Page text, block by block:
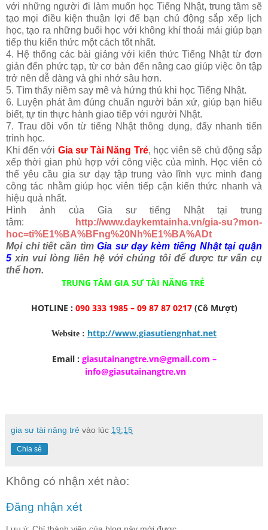
với những người đi làm muốn học Tiếng Nhật, trung tâm sẽ
tạo mọi điều kiện thuận lợi để bạn chủ động sắp xếp lịch
học, tạo ra những buổi học với không khí thoải mái giúp bạn
tiếp thu kiến thức một cách tốt nhất.
4. Hệ thống các bài giảng với kiến thức Tiếng Nhật từ đơn
giản đến phức tạp, từ cơ bản đến nâng cao giúp việc ôn tập
trở nên dễ dàng và ghi nhớ sâu hơn.
5. Tìm thấy niềm say mê và hứng thú khi học Tiếng Nhật.
6. Luyện phát âm đúng chuẩn người bản xứ, giúp bạn hiểu
biết, tự tin thực hành giao tiếp với người Nhật.
7. Trau dồi vốn từ tiếng Nhật thông dụng, đẩy nhanh tiến
trình học.
Khi đến với Gia sư Tài Năng Trẻ, học viên sẽ chủ động sắp
xếp thời gian phù hợp với công việc của mình. Học viên có
thể yêu cầu gia sư dạy tập trung vào lĩnh vực mình đang
công tác nhằm giúp học viên tiếp cận kiến thức nhanh và
hiệu quả nhất.
Hình ảnh của Gia sư tiếng Nhật tại trung
tâm:
http://www.daykemtainha.vn/gia-su?mon-
hoc=ti%E1%BA%BFng%20Nh%E1%BA%ADt
Mọi chi tiết cần tìmGia sư dạy kèm tiếng Nhật tại quận
5 xin vui lòng liên hệ với chúng tôi để được tư vấn cụ
thể hơn.
TRUNG TÂM GIA SƯ TÀI NĂNG TRẺ
HOTLINE : 090 333 1985 – 09 87 87 0217 (Cô Mượt)
Website : http://www.giasutiengnhat.net
Email : giasutainangtre.vn@gmail.com –
info@giasutainangtre.vn
gia sư tài năng trẻ vào lúc 19:15
Chia sẻ
Không có nhận xét nào:
Đăng nhận xét